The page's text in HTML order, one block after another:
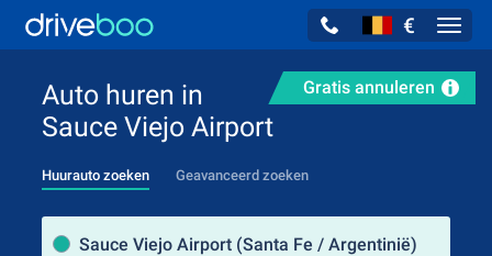
€
Gratis annuleren
Auto huren in
Sauce Viejo Airport
Huurauto zoeken Geavanceerd zoeken
Sauce Viejo Airport (Santa Fe / Argentinië)